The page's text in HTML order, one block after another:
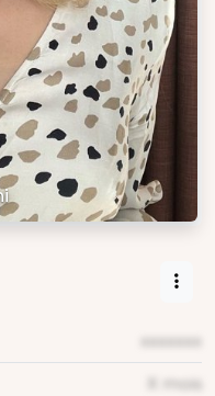
xxxxxxx
X mois